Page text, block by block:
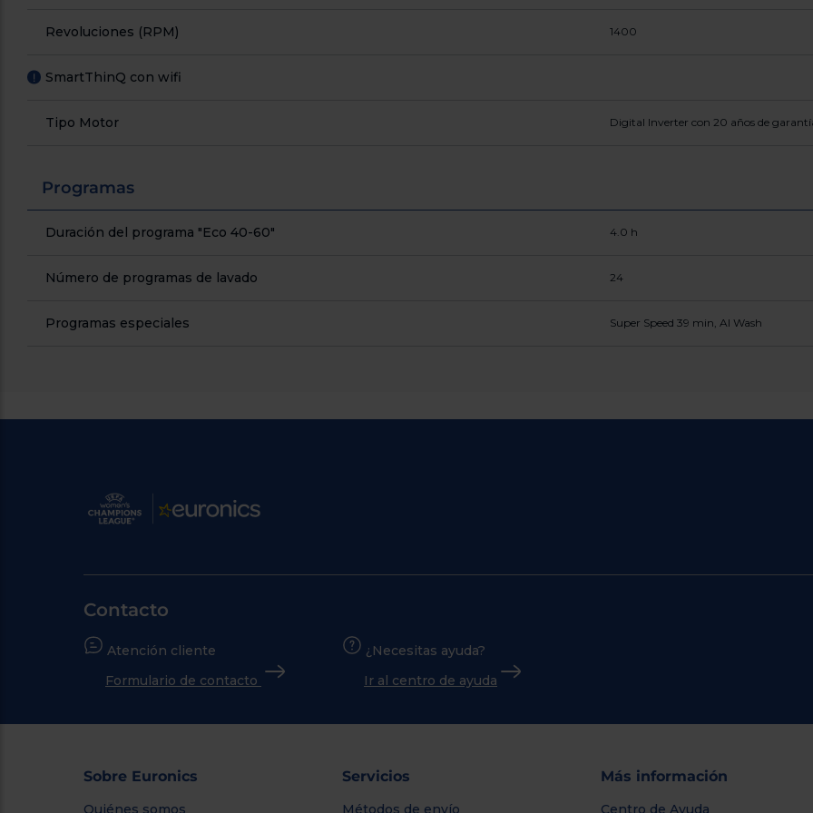
Revoluciones (RPM) 1400
! SmartThinQ con wifi
Tipo Motor Digital Inverter con 20 años de
Programas
Duración del programa "Eco 40-60" 4.0 h
Número de programas de lavado 24
Programas especiales Super Speed 39 min, AI Wash
Contacto
Atención cliente
Formulario de contacto
¿Necesitas ayuda?
Ir al centro de ayuda
Sobre Euronics
Quiénes somos
Servicios
Métodos de envío
Más información
Centro de Ayuda